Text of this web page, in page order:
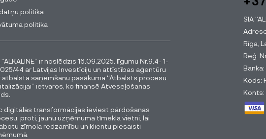
politika
politika
“ALKALINE” ir noslēdzis 16.09.2025. līgumu Nr.9.4- 1-
44 ar Latvijas Investīciju un attīstības aģentūru
atbalsta saņemšanu pasākuma “Atbalsts procesu
ietvaros, ko finansē Atveseļošanas
digitālās transformācijas ieviest pārdošanas
proti, jaunu uzņēmuma tīmekļa vietni, lai
zīmola redzamību un klientu piesaisti
SIA
Rīga,
Reģ.
Kods:
Konts: